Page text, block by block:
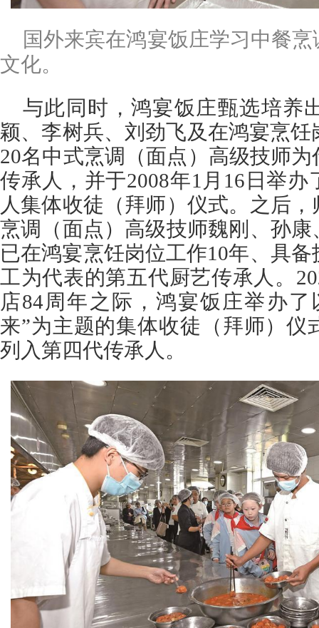
国外来宾在鸿宴饭庄学习中餐
文化。
与此同时，鸿宴饭庄甄选培养
颖、李树兵、刘劲飞及在鸿宴烹
20名中式烹调（面点）高级技师
传承人，并于2008年1月16日举
人集体收徒（拜师）仪式。之后
烹调（面点）高级技师魏刚、孙
已在鸿宴烹饪岗位工作10年、具
工为代表的第五代厨艺传承人。
店84周年之际，鸿宴饭庄举办
来”为主题的集体收徒（拜师）仪
列入第四代传承人。